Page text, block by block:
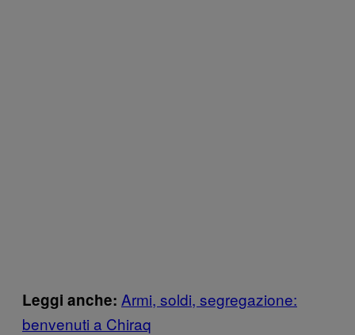
Leggi anche: Armi, soldi, segregazione:
benvenuti a Chiraq